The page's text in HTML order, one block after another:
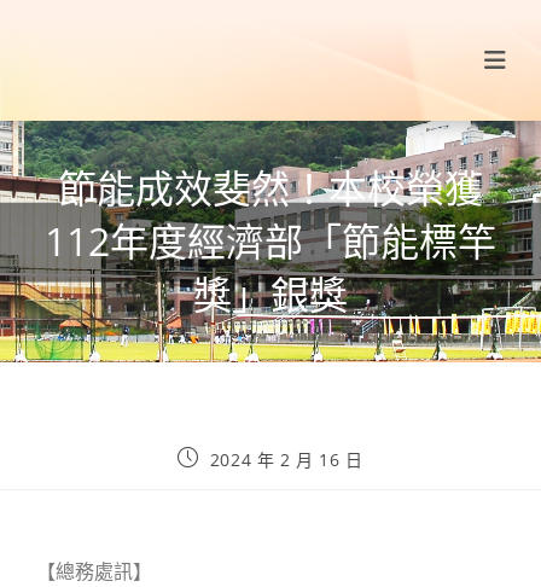
節能成效斐然！本校榮獲
112年度經濟部「節能標竿
獎」銀獎
2024 年 2 月 16 日
【總務處訊】